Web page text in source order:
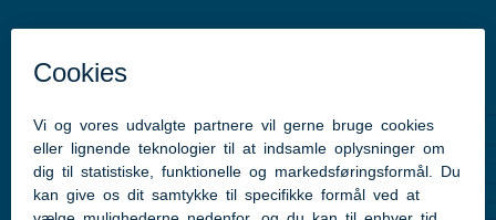
Følg os på Facebook
Pressekontakt